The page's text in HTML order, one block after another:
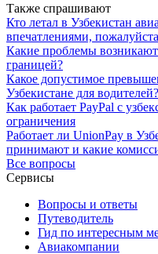
Также спрашивают
Кто летал в Узбекистан
впечатлениями,
Какие проблемы
границей?
Какое допустимое
Узбекистане для водителей?
Как работает PayPal с
ограничения
Работает ли UnionPay в
принимают и какие
Все вопросы
Сервисы
Вопросы и ответы
Путеводитель
Гид по интересным
Авиакомпании